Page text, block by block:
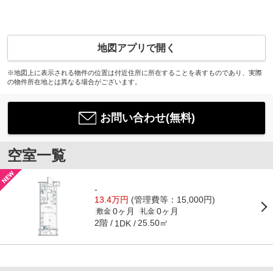
地図アプリで開く
※地図上に表示される物件の位置は付近住所に所在することを表すものであり、実際
の物件所在地とは異なる場合がございます。
お問い合わせ(無料)
空室一覧
-
13.4万円 (管理費等：15,000円)
敷金 0ヶ月 礼金 0ヶ月
2階 1DK 25.50㎡